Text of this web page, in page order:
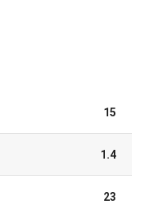
15
1.4
23